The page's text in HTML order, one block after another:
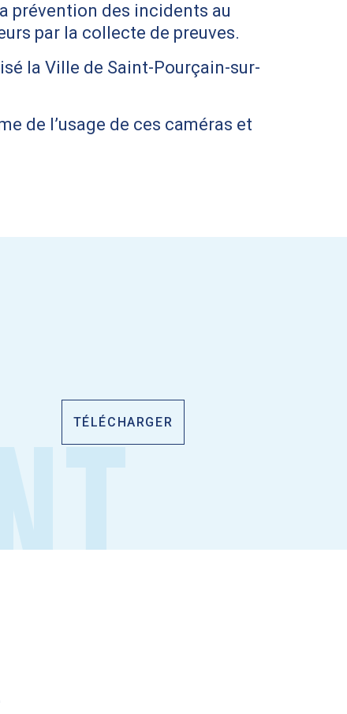
prévention des incidents au
par la collecte de preuves.
la Ville de Saint-Pourçain-sur-
de l’usage de ces caméras et
TÉLÉCHARGER